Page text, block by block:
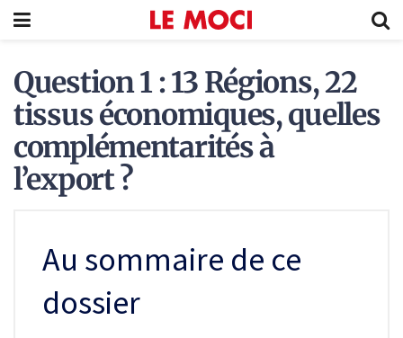
Question 1 : 13 Régions, 22
tissus économiques, quelles
complémentarités à
l’export ?
Au sommaire de ce
dossier